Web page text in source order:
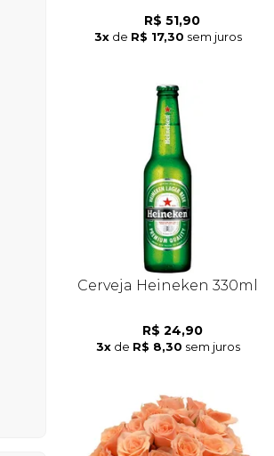
R$ 51,90
3x de R$ 17,30 sem juros
Cerveja Heineken 330ml
R$ 24,90
3x de R$ 8,30 sem juros